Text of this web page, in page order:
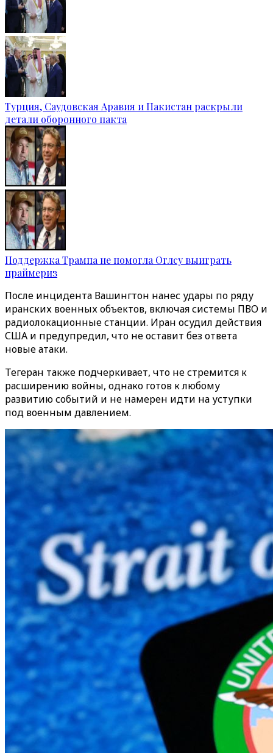
Турция, Саудовская Аравия и Пакистан раскрыли
детали оборонного пакта
Поддержка Трампа не помогла Оглсу выиграть
праймериз
После инцидента Вашингтон нанес удары по ряду
иранских военных объектов, включая системы ПВО и
радиолокационные станции. Иран осудил действия
США и предупредил, что не оставит без ответа
новые атаки.
Тегеран также подчеркивает, что не стремится к
расширению войны, однако готов к любому
развитию событий и не намерен идти на уступки
под военным давлением.